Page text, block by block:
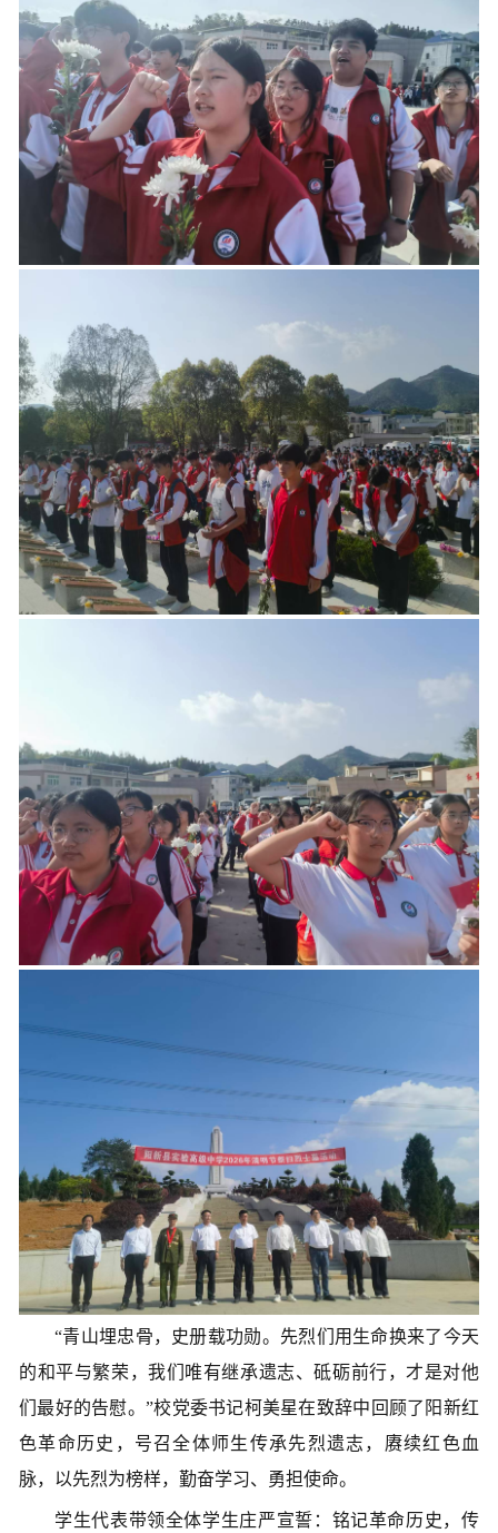
“青山埋忠骨，史册载功勋。先烈们用生命换来了今天
的和平与繁荣，我们唯有继承遗志、砥砺前行，才是对他
们最好的告慰。”校党委书记柯美星在致辞中回顾了阳新红
色革命历史，号召全体师生传承先烈遗志，赓续红色血
脉，以先烈为榜样，勤奋学习、勇担使命。
学生代表带领全体学生庄严宣誓：铭记革命历史，传